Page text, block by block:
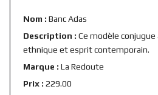
Nom : Banc Adas
Description : Ce modèle conjugue
ethnique et esprit contemporain.
Marque : La Redoute
Prix : 229.00